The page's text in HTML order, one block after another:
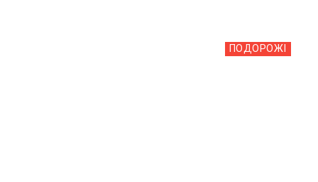
ПОДОРОЖІ